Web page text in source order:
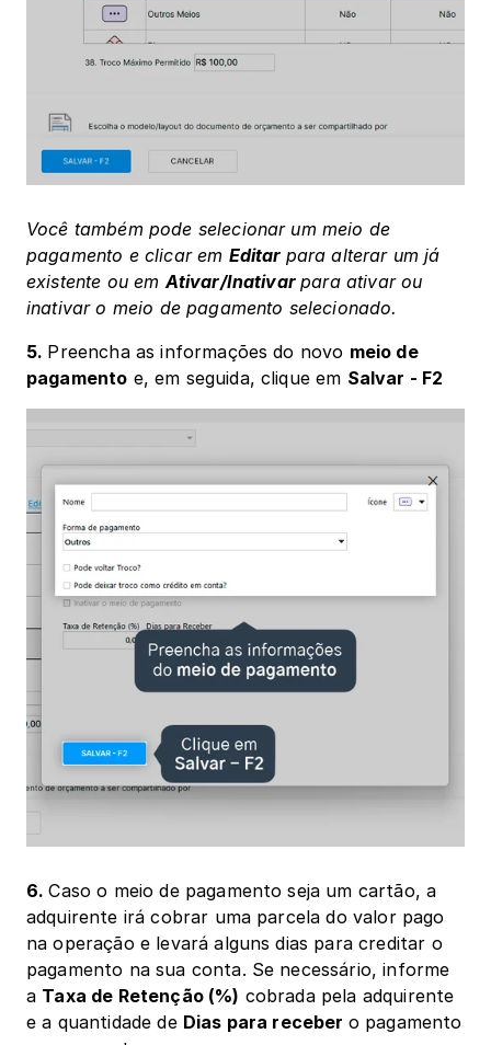
Você também pode selecionar um meio de
pagamento e clicar em Editar para alterar um já
existente ou em Ativar/Inativar para ativar ou
inativar o meio de pagamento selecionado.
5. Preencha as informações do novo meio de
pagamento e, em seguida, clique em Salvar - F2
6. Caso o meio de pagamento seja um cartão, a
adquirente irá cobrar uma parcela do valor pago
na operação e levará alguns dias para creditar o
pagamento na sua conta. Se necessário, informe
a Taxa de Retenção (%) cobrada pela adquirente
e a quantidade de Dias para receber o pagamento